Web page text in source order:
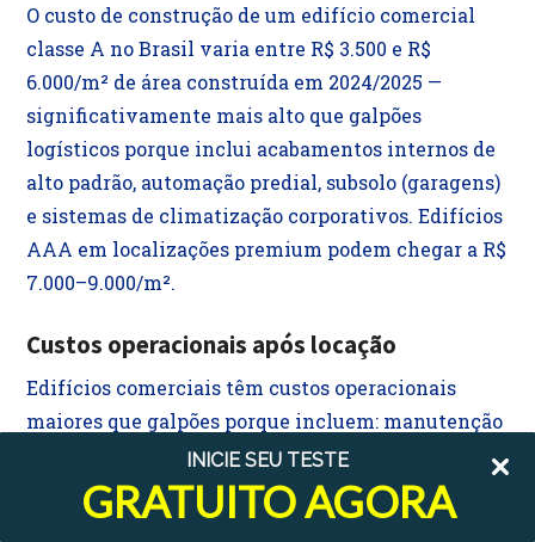
INICIE SEU TESTE
GRATUITO AGORA
O custo de construção de um edifício comercial
classe A no Brasil varia entre R$ 3.500 e R$
6.000/m² de área construída em 2024/2025 —
significativamente mais alto que galpões
logísticos porque inclui acabamentos internos de
alto padrão, automação predial, subsolo (garagens)
e sistemas de climatização corporativos. Edifícios
AAA em localizações premium podem chegar a R$
7.000–9.000/m².
Custos operacionais após locação
Edifícios comerciais têm custos operacionais
maiores que galpões porque incluem: manutenção
de elevadores e sistemas de climatização central
(mais caros que galpão), limpeza e segurança das
áreas comuns, consumo de energia das áreas